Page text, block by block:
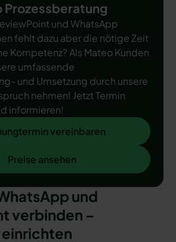
Prozessberatung
und WhatsApp
fehlt dazu aber die nötige Zeit
Kompetenz? Als Mateo Kunden
umfassende
und Umsetzung durch unsere
nehmen! Jetzt Termin
informieren!
vereinbarenvereinbaren
Preise ansehen
und
verbinden –